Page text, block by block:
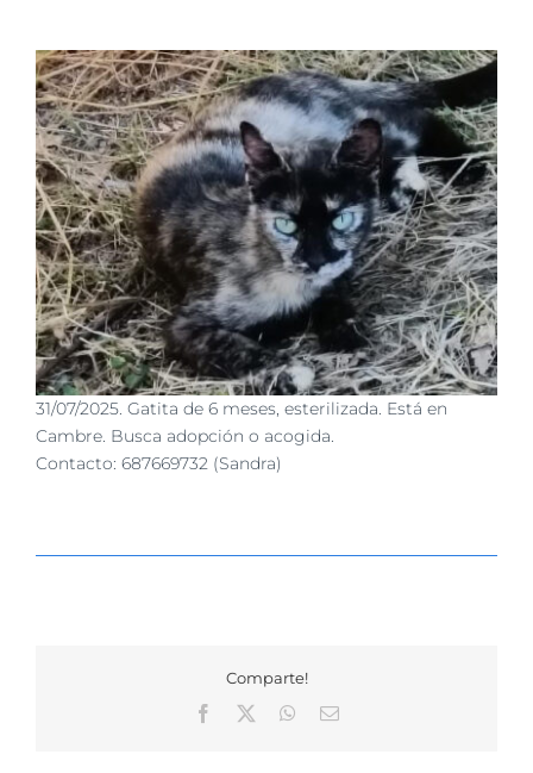
31/07/2025. Gatita de 6 meses, esterilizada. Está en
Cambre. Busca adopción o acogida.
Contacto: 687669732 (Sandra)
Comparte!
Facebook
WhatsApp
Correo